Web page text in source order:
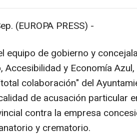
(EUROPA PRESS) -
equipo de gobierno y
Accesibilidad y Economía
colaboración" del
de acusación particular
contra la empresa
y crematorio.